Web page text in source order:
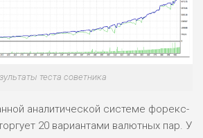
теста советника
аналитической системе форекс-
20 вариантами валютных пар. У